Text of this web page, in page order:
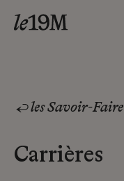
les Savoir-Faire
Carrières